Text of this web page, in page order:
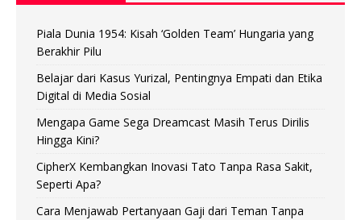
Piala Dunia 1954: Kisah ‘Golden Team’ Hungaria yang
Berakhir Pilu
Belajar dari Kasus Yurizal, Pentingnya Empati dan Etika
Digital di Media Sosial
Mengapa Game Sega Dreamcast Masih Terus Dirilis
Hingga Kini?
CipherX Kembangkan Inovasi Tato Tanpa Rasa Sakit,
Seperti Apa?
Cara Menjawab Pertanyaan Gaji dari Teman Tanpa